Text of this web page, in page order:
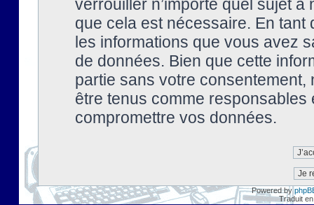
verrouiller n’importe quel sujet à
que cela est nécessaire. En tant
les informations que vous avez
de données. Bien que cette
partie sans votre
être tenus comme
compromettre vos données.
Powered by
Traduit